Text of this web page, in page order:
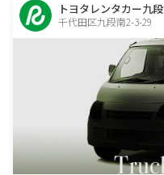
トヨタレンタカー九段
千代田区九段南2-3-29